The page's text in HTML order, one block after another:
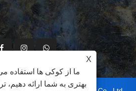
X
ما از کوکی ها استفاده
بهتری به شما ارائه دهیم،